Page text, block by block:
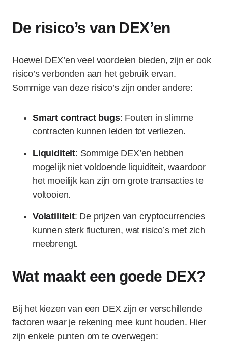
De risico’s van DEX’en
Hoewel DEX’en veel voordelen bieden, zijn er ook
risico’s verbonden aan het gebruik ervan.
Sommige van deze risico’s zijn onder andere:
Smart contract bugs: Fouten in slimme
contracten kunnen leiden tot verliezen.
Liquiditeit: Sommige DEX’en hebben
mogelijk niet voldoende liquiditeit, waardoor
het moeilijk kan zijn om grote transacties te
voltooien.
Volatiliteit: De prijzen van cryptocurrencies
kunnen sterk flucturen, wat risico’s met zich
meebrengt.
Wat maakt een goede DEX?
Bij het kiezen van een DEX zijn er verschillende
factoren waar je rekening mee kunt houden. Hier
zijn enkele punten om te overwegen: